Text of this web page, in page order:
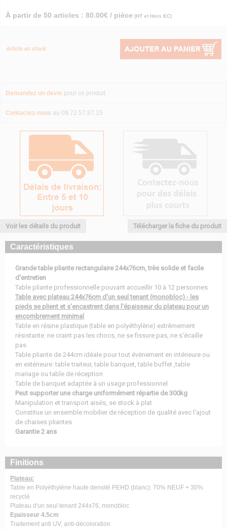
À partir de 50 articles : 80.00€ / pièce (HT et Hors EC)
Article en stock
Demandez un devis pour ce produit
Contactez-nous au 09.72.57.87.15
Voir les détails du produit Télécharger la fiche du produit
Caractéristiques
Grande table pliante rectangulaire 244x76cm, très solide et facile
d'entretien
Table pliante professionnelle pouvant accueillir 10 à 12 personnes
Table avec plateau 244x76cm d'un seul tenant (monobloc) - les
pieds se plient et s'encastrent dans l'épaisseur du plateau pour un
encombrement minimal
Table en résine plastique (table en polyéthylène) extrêmement
résistante: ne craint pas les chocs, ne se fissure pas, ne s'écaille
pas
Table pliante de 244cm idéale pour tout évènement en intérieure ou
en extérieure: table traiteur, table banquet, table buffet ,table
mariage ou table de réception
Table de banquet adaptée à un usage professionnel
Peut supporter une charge uniformément répartie de 300kg
Manipulation et transport aisés, se stock à plat
Constitue un ensemble mobilier de réception de qualité avec l'ajout
de chaises pliantes
Garantie 2 ans
Finitions
Plateau:
Table en Polyéthylène haute densité PEHD (blanc): 70% NEUF + 30%
recyclé
Plateau d'un seul tenant 244x76, monobloc
Epaisseur 4.5cm
Traitement anti UV, anti-décoloration